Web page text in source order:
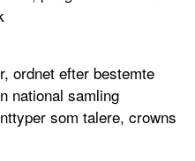
ordnet efter bestemte
national samling
som talere, crowns